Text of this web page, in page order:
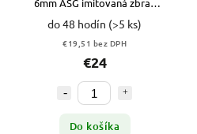
6mm ASG imitovaná zbraň
ASGARD + 800 BB VYPR
do 48 hodín (>5 ks)
€19,51 bez DPH
€24
Do košíka